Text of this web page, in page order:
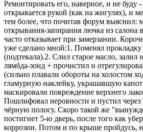
Ремонтировать его, наверное, и не буду
открывается рукой (как на жигулях), и
тем более, что почитав форум выяснил:
открывания-запирания лючка из салона
часто отказывает при замерзании.
уже сделано мной:1. Поменял
(подтекала).2. Слил старое масло, залил
лямбда-зонд + прочистил и
(сильно плавали обороты на холостом
гламурную наклейку, украшавшую капот
маскировали повреждение верхнего
Пошлифовал неровности и пустил
чёрную полосу. Скоро такой же
постигнет 5-ю дверь, после того как
коррозии. Потом и по крыше пройдусь,